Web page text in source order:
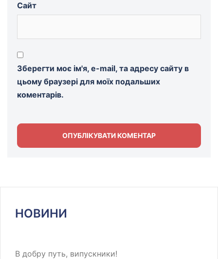
Сайт
Зберегти моє ім'я, e-mail, та адресу сайту в
цьому браузері для моїх подальших
коментарів.
НОВИНИ
В добру путь, випускники!